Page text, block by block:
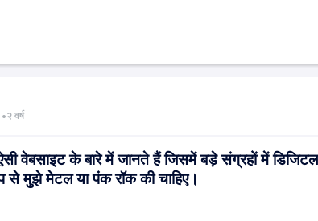
•२ वर्ष
वेबसाइट के बारे में जानते हैं जिसमें बड़े संग्रहों में
मुझे मेटल या पंक रॉक की चाहिए।